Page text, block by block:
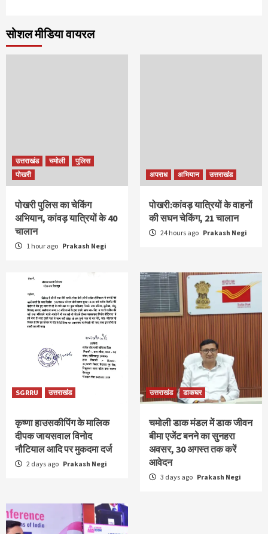
सोशल मीडिया वायरल
उत्तराखंड चमोली
पुलिस
पोखरी
पोखरी पुलिस का चेकिंग
अभियान, कांवड़ यात्रियों के 40
चालान
1 hour ago Prakash Negi
अपराध अभियान उत्तराखंड
पोखरी:कांवड़ यात्रियों के वाहनों
की सघन चेकिंग, 21 चालान
24 hours ago Prakash Negi
SGRRU उत्तराखंड
कृष्णा हाउसकीपिंग के मालिक
दीपक जायसवाल विनोद
नौटियाल आदि पर मुकदमा दर्ज
2 days ago Prakash Negi
उत्तराखंड डाकघर
चमोली डाक मंडल में डाक जीवन
बीमा एजेंट बनने का सुनहरा
अवसर, 30 अगस्त तक करें
आवेदन
3 days ago Prakash Negi